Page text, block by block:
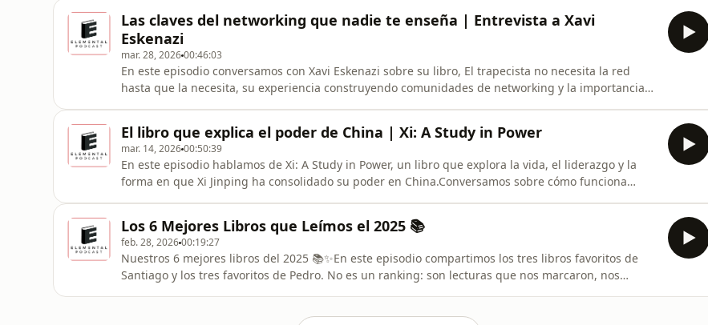
tantos.😃 📖 ¿Quieres
Las claves del networking que nadie te enseña | Entrevista a Xavi
Eskenazi
mar. 28, 202600:46:03
En este episodio conversamos con Xavi Eskenazi sobre su libro, El trapecista no necesita la red
hasta que la necesita, su experiencia construyendo comunidades de networking y la importancia
de contactos y por qué el
El libro que explica el poder de China | Xi: A Study in Power
mar. 14, 202600:50:39
En este episodio hablamos de Xi: A Study in Power, un libro que explora la vida, el liderazgo y la
forma en que Xi Jinping ha consolidado su poder en China.Conversamos sobre cómo funciona
y por qué entender a Xi es clave para entender la política mundial actual.😃 📖 ¿Quieres
ayudarnos?, ¿Quieres don
Los 6 Mejores Libros que Leímos el 2025 📚
feb. 28, 202600:19:27
Nuestros 6 mejores libros del 2025 📚✨En este episodio compartimos los tres libros favoritos de
Santiago y los tres favoritos de Pedro. No es un ranking: son lecturas que nos marcaron, nos